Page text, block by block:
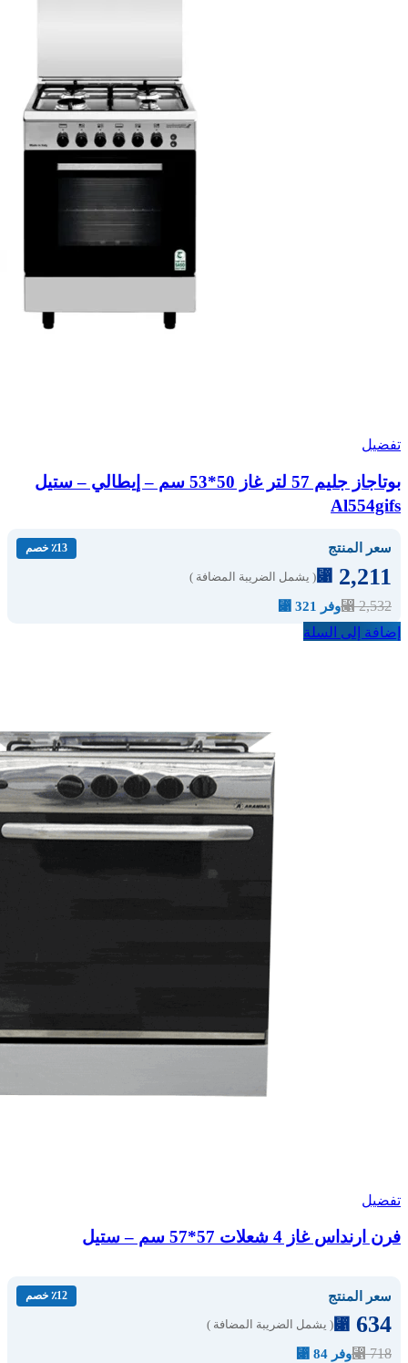
تفضيل
بوتاجاز جليم 57 لتر غاز 50*53 سم – إيطالي – ستيل
Al554gifs
سعر المنتج ٪13 خصم
⃁ 2,211 ( يشمل الضريبة المضافة )
⃁2,532 وفر 321 ⃁
إضافة إلى السلة
تفضيل
فرن ارنداس غاز 4 شعلات 57*57 سم – ستيل
سعر المنتج ٪12 خصم
⃁ 634 ( يشمل الضريبة المضافة )
⃁718 وفر 84 ⃁